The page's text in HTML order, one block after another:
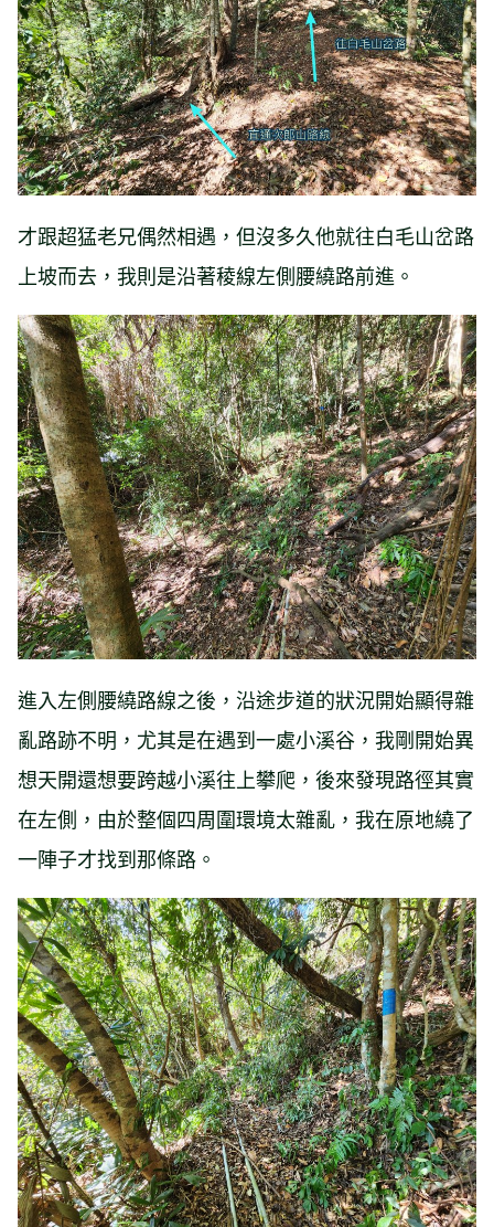
才跟超猛老兄偶然相遇，但沒多久他就往白毛山岔路
上坡而去，我則是沿著稜線左側腰繞路前進。
進入左側腰繞路線之後，沿途步道的狀況開始顯得雜
亂路跡不明，尤其是在遇到一處小溪谷，我剛開始異
想天開還想要跨越小溪往上攀爬，後來發現路徑其實
在左側，由於整個四周圍環境太雜亂，我在原地繞了
一陣子才找到那條路。